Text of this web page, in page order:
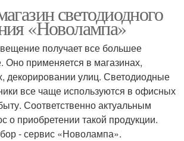
светодиодного
«Новолампа»
получает все большее
Оно применяется в магазинах,
декорировании улиц. Светодиодные
все чаще используются в офисных
Соответственно актуальным
о приобретении такой продукции.
- сервис «Новолампа».